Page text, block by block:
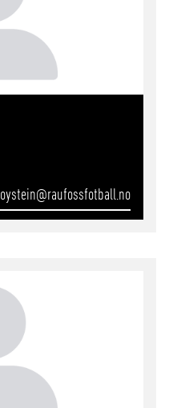
oystein@raufossfotball.no